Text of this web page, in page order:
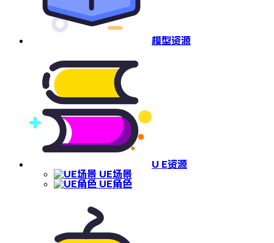
模型资源
U E资源
UE场景
UE角色